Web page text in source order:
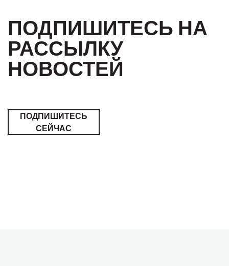
ПОДПИШИТЕСЬ НА
РАССЫЛКУ
НОВОСТЕЙ
ПОДПИШИТЕСЬ
СЕЙЧАС